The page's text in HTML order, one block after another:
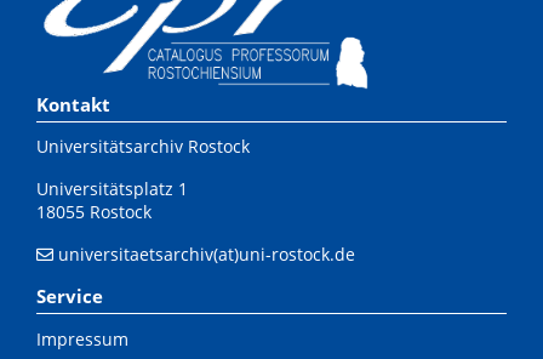
Kontakt
Universitätsarchiv Rostock
Universitätsplatz 1
18055 Rostock
universitaetsarchiv(at)uni-rostock.de
Service
Impressum